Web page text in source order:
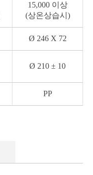
15,000 이상
(상온상습시)
Ø 246 X 72
Ø 210 ± 10
PP